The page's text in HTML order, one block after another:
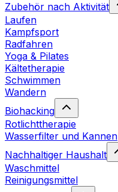
Zubehör nach Aktivität
Laufen
Kampfsport
Radfahren
Yoga & Pilates
Kältetherapie
Schwimmen
Wandern
Biohacking
Rotlichttherapie
Wasserfilter und Kannen
Nachhaltiger Haushalt
Waschmittel
Reinigungsmittel